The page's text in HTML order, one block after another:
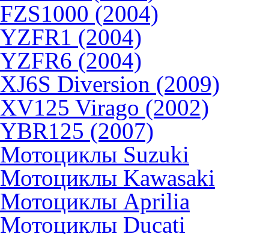
FZS1000 (2004)
YZFR1 (2004)
YZFR6 (2004)
XJ6S Diversion (2009)
XV125 Virago (2002)
YBR125 (2007)
Мотоциклы Suzuki
Мотоциклы Kawasaki
Мотоциклы Aprilia
Мотоциклы Ducati